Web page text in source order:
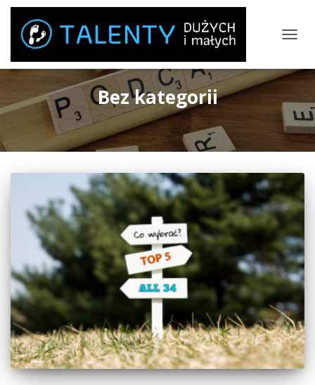
Bez kategorii